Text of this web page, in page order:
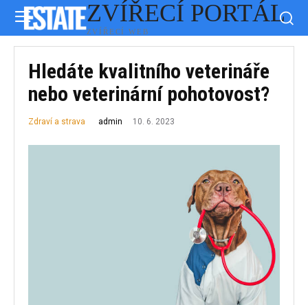
ZVÍŘECÍ PORTÁL
ZVÍŘECÍ WEB
Hledáte kvalitního veterináře
nebo veterinární pohotovost?
Zdraví a strava admin 10. 6. 2023